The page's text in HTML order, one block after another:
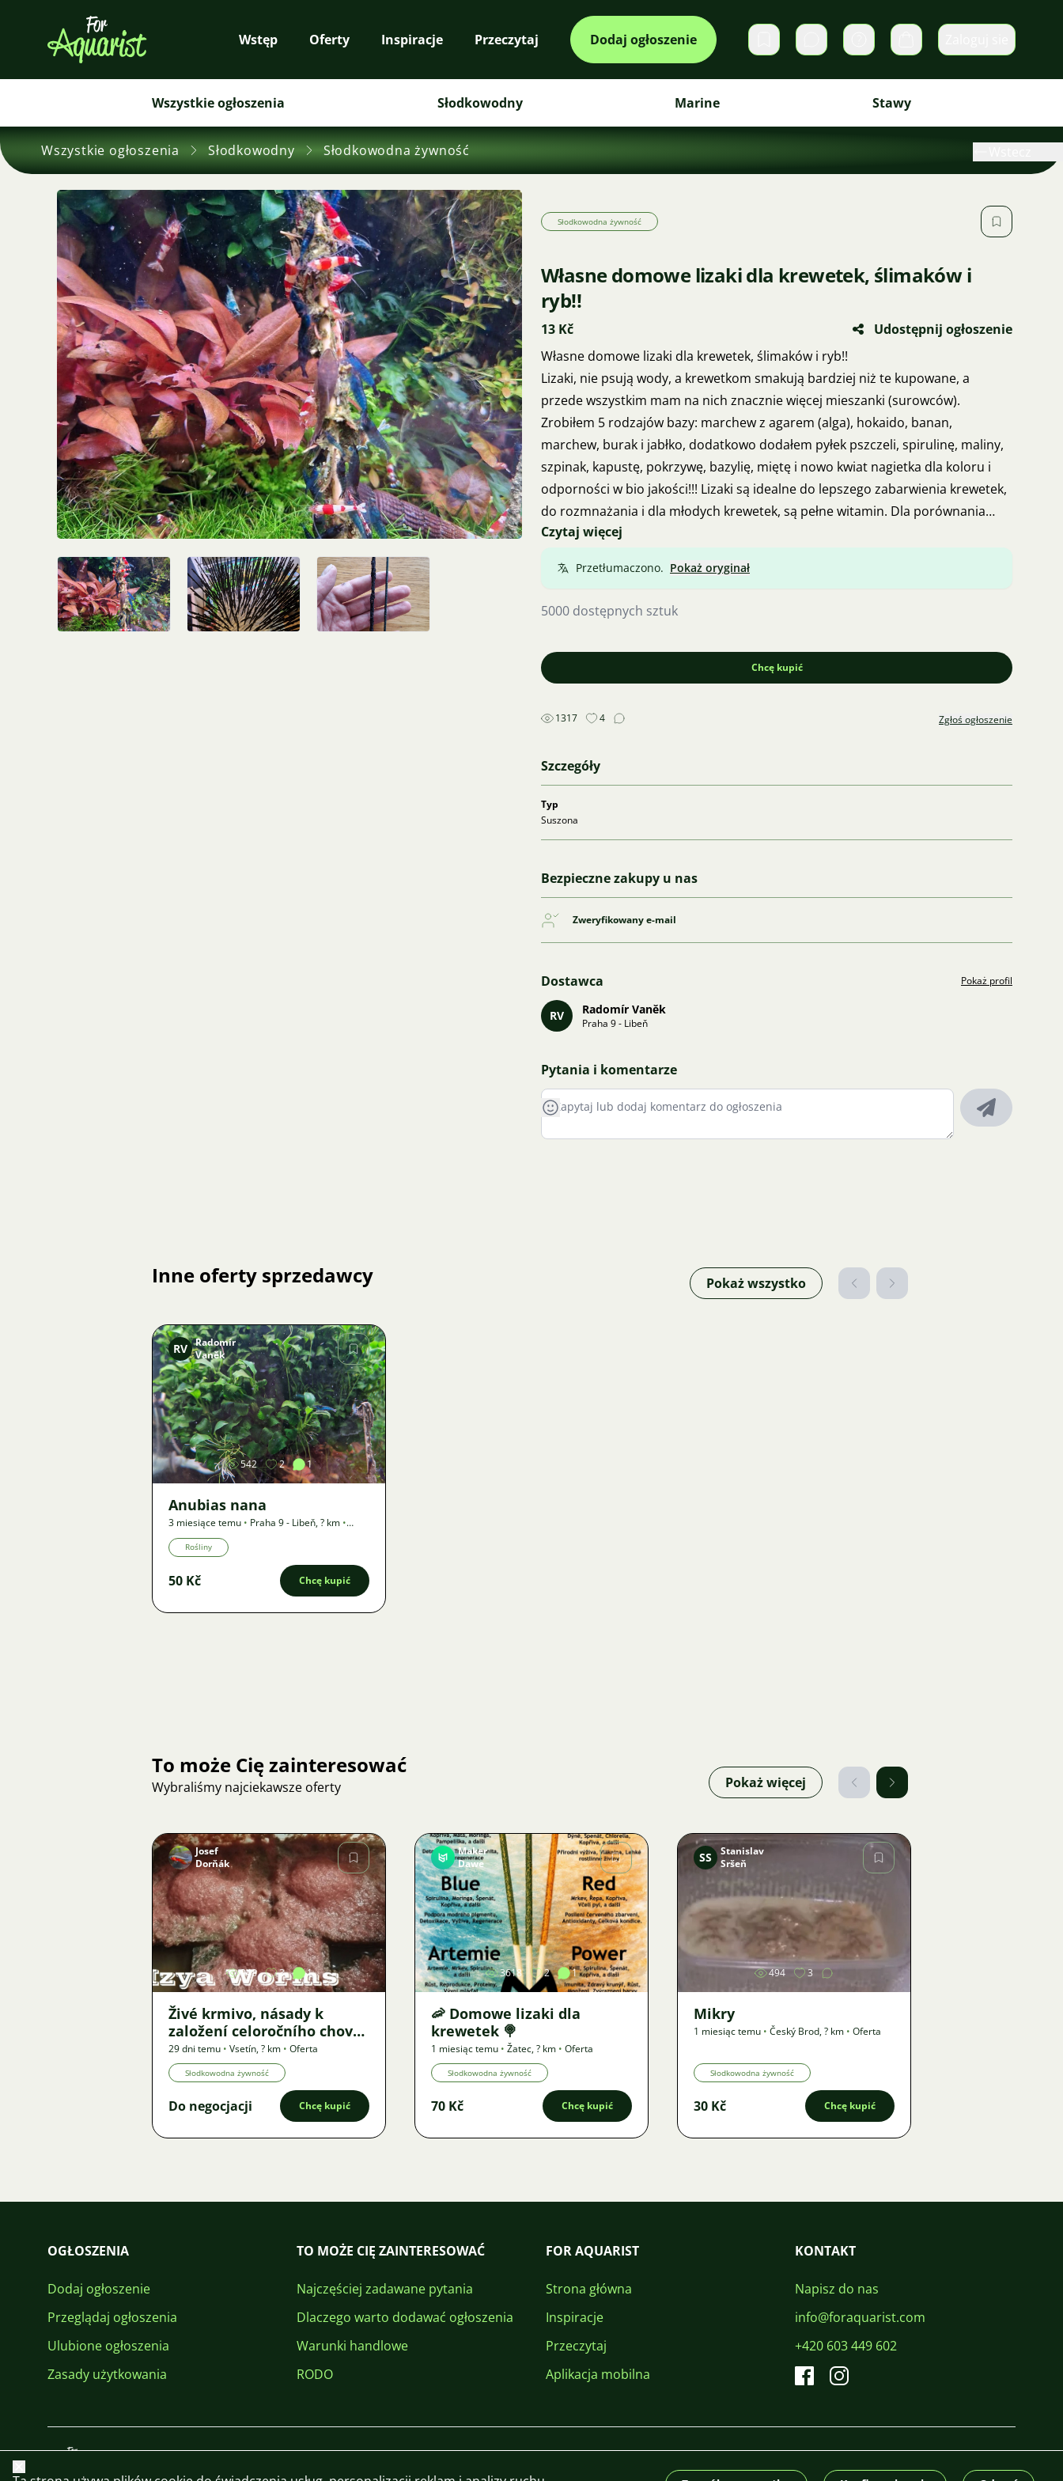
Wstęp Oferty Inspiracje Przeczytaj Dodaj ogłoszenie Prywatne wiadomości
Koszyk
Wszystkie ogłoszenia Słodkowodny Marine Stawy
Wszystkie ogłoszenia Słodkowodny Słodkowodna żywność
Słodkowodna żywność
Własne domowe lizaki dla krewetek, ślimaków i
ryb!!
13 Kč
Udostępnij ogłoszenie
Własne domowe lizaki dla krewetek, ślimaków i ryb!!
Lizaki, nie psują wody, a krewetkom smakują bardziej niż te kupowane, a
przede wszystkim mam na nich znacznie więcej mieszanki (surowców).
Zrobiłem 5 rodzajów bazy: marchew z agarem (alga), hokaido, banan,
marchew, burak i jabłko, dodatkowo dodałem pyłek pszczeli, spirulinę, maliny,
szpinak, kapustę, pokrzywę, bazylię, miętę i nowo kwiat nagietka dla koloru i
odporności w bio jakości!!! Lizaki są idealne do lepszego zabarwienia krewetek,
do rozmnażania i dla młodych krewetek, są pełne witamin. Dla porównania
dołączam zdjęcie kupowanych i moich, które mają znacznie więcej surowców!
Cena 13 Kč za sztukę.
Czytaj więcej
Przetłumaczono. Pokaż oryginał
5000 dostępnych sztuk
Chcę kupić
1317 4 Zgłoś ogłoszenie
Szczegóły
Typ
Suszona
Bezpieczne zakupy u nas
Zweryfikowany e-mail
Dostawca Pokaż profil
RV Radomír Vaněk
Praha 9 - Libeň
Pytania i komentarze
Inne oferty sprzedawcy Pokaż wszystko
Zdjęcie
RV Radomír
Vaněk
542 2 1
Anubias nana
3 miesiące temu • Praha 9 - Libeň,? km •
Oferta
Rośliny
50 Kč Chcę kupić
To może Cię zainteresować
Wybraliśmy najciekawsze oferty Pokaż więcej
Zdjęcie
Josef
Dorňák
948 3 1
Živé krmivo, násady k
založení celoročního chovu
- Auloforus, Izya, Grindal,
Roupice, Moina,
29 dni temu • Vsetín,? km • Oferta
Słodkowodna żywność
Do negocjacji Chcę kupić
Zdjęcie
Maker
Dawe
3618 2 1
🦐 Domowe lizaki dla
krewetek 🍭
1 miesiąc temu • Žatec,? km • Oferta
Słodkowodna żywność
70 Kč Chcę kupić
Zdjęcie
SS
Stanislav
Sršeň
494 3
Mikry
1 miesiąc temu • Český Brod,? km • Oferta
Słodkowodna żywność
30 Kč Chcę kupić
OGŁOSZENIA
Dodaj ogłoszenie
Przeglądaj ogłoszenia
Ulubione ogłoszenia
Zasady użytkowania
TO MOŻE CIĘ ZAINTERESOWAĆ
Najczęściej zadawane pytania
Dlaczego warto dodawać ogłoszenia
Warunki handlowe
RODO
FOR AQUARIST
Strona główna
Inspiracje
Przeczytaj
Aplikacja mobilna
KONTAKT
Napisz do nas
info@foraquarist.com
+420 603 449 602
Zamknij